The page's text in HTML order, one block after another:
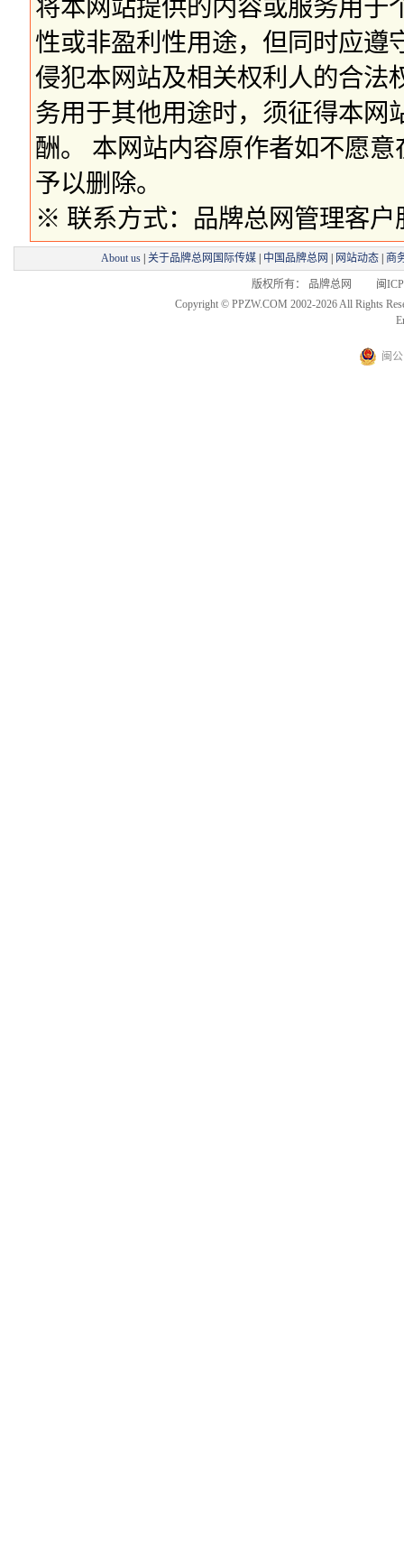
将本网站提供的内容或服务用于
性或非盈利性用途，但同时应遵
侵犯本网站及相关权利人的合法
务用于其他用途时，须征得本网
酬。 本网站内容原作者如不愿
予以删除。
※ 联系方式：品牌总网管理客户
About us 关于品牌总网国际传媒 中国品牌总网 网站动态 商
版权所有： 品牌总网 闽ICP
Copyright © PPZW.COM 2002-2026 All Rights
闽